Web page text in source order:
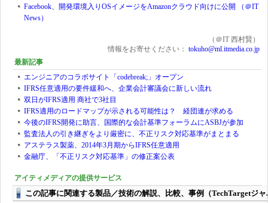
Facebook、開発環境入りOSイメージをAmazonクラウド向けに公開 （＠IT
News）
（＠IT 西村賢）
情報をお寄せください： tokuho@ml.itmedia.co.jp
最新記事
エンジニアのコラボサイト「codebreak;」オープン
IFRS任意適用の要件緩和へ、企業会計審議会に新しい流れ
双日がIFRS適用 商社で3社目
IFRS適用のロードマップが示される可能性は？ 経団連が求める
今後のIFRS開発に助言、国際的な会計基準フォーラムにASBJが参加
監査法人の引き継ぎをより厳密に、不正リスク対応基準がまとまる
アステラス製薬、2014年3月期からIFRS任意適用
金融庁、「不正リスク対応基準」の修正案公表
アイティメディアの提供サービス